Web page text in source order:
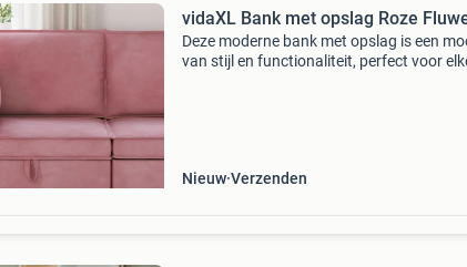
vidaXL Bank met opslag Roze
Deze moderne bank met opslag is een
van stijl en functionaliteit, perfect voor
Nieuw Verzenden